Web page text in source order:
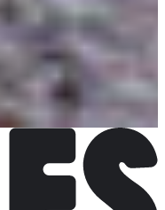
- 2021) Date à confirmer
17) Date à confirmer